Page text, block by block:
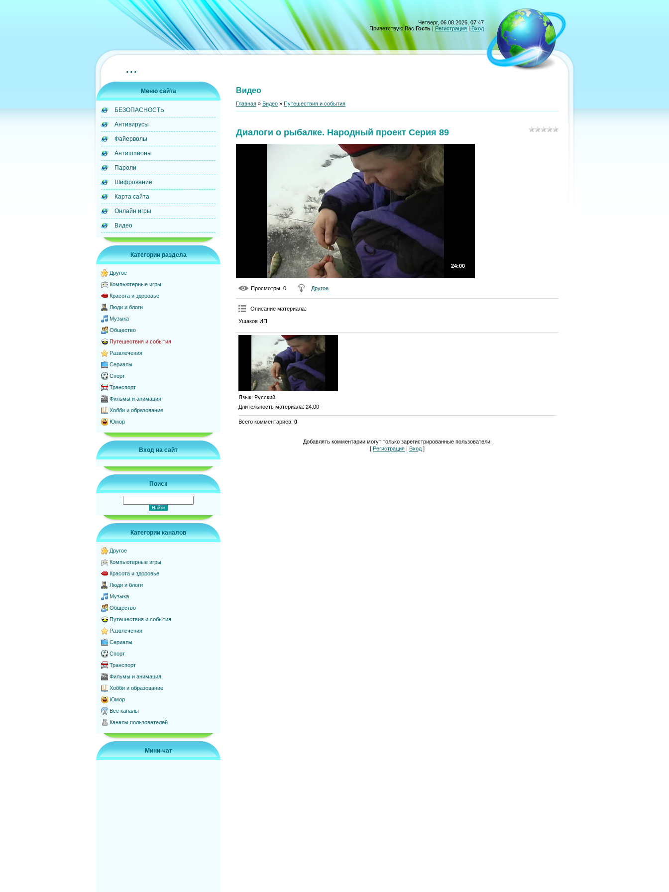
Четверг, 06.08.2026, 07:47
Приветствую Вас Гость | Регистрация | Вход
...
Меню сайта
БЕЗОПАСНОСТЬ
Антивирусы
Файерволы
Антишпионы
Пароли
Шифрование
Карта сайта
Онлайн игры
Видео
Категории раздела
Другое
Компьютерные игры
Красота и здоровье
Люди и блоги
Музыка
Общество
Путешествия и события
Развлечения
Сериалы
Спорт
Транспорт
Фильмы и анимация
Хобби и образование
Юмор
Вход на сайт
Поиск
Категории каналов
Другое
Компьютерные игры
Красота и здоровье
Люди и блоги
Музыка
Общество
Путешествия и события
Развлечения
Сериалы
Спорт
Транспорт
Фильмы и анимация
Хобби и образование
Юмор
Все каналы
Каналы пользователей
Мини-чат
Видео
Главная » Видео » Путешествия и события
Диалоги о рыбалке. Народный проект Серия 89
24:00
Просмотры: 0 Другое
Описание материала:
Ушаков ИП
Язык: Русский
Длительность материала: 24:00
Всего комментариев: 0
Добавлять комментарии могут только зарегистрированные пользователи.
[ Регистрация | Вход ]